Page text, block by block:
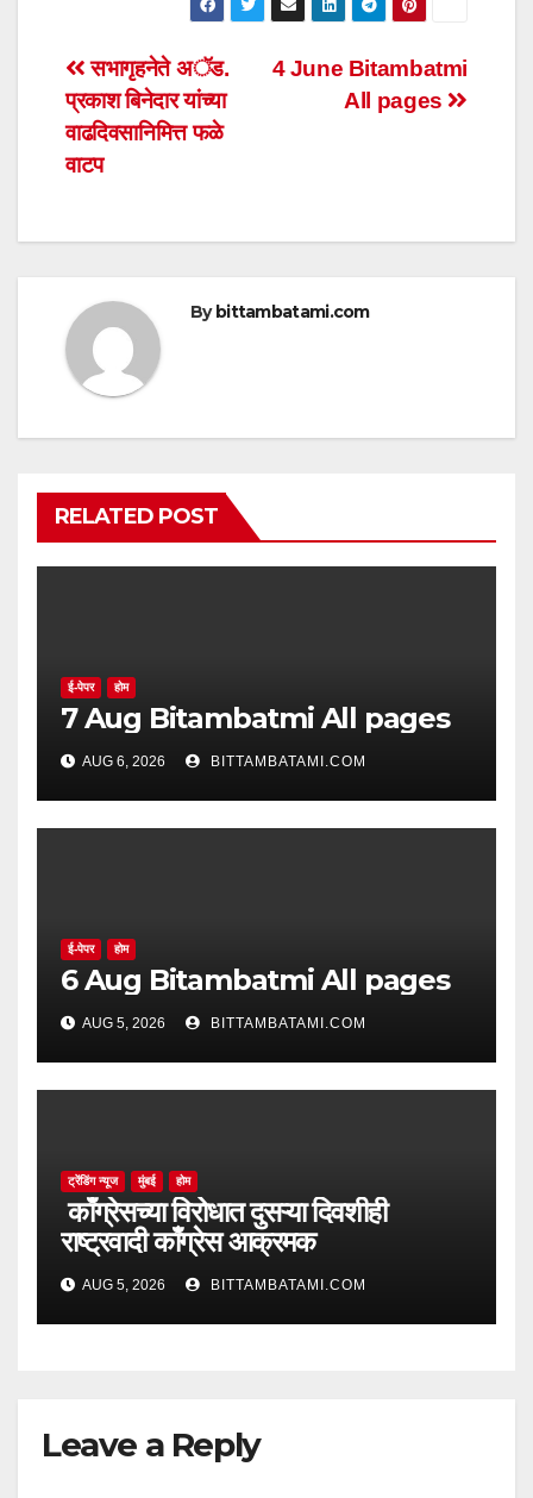
s
A
p
e
b
o
tt
er
ail ar
e
Post
navigation
4 June Bitambatmi
All pages
सभागृहनेते अॅड.
प्रकाश बिनेदार यांच्या
वाढदिवसानिमित्त फळे
वाटप
By bittambatami.com
RELATED POST
ई-पेपर होम
7 Aug Bitambatmi All pages
AUG 6, 2026 BITTAMBATAMI.COM
ई-पेपर होम
6 Aug Bitambatmi All pages
AUG 5, 2026 BITTAMBATAMI.COM
ट्रेंडिंग न्यूज मुंबई होम
काँग्रेसच्या विरोधात दुसऱ्या दिवशीही
राष्ट्रवादी काँग्रेस आक्रमक
AUG 5, 2026 BITTAMBATAMI.COM
Leave a Reply